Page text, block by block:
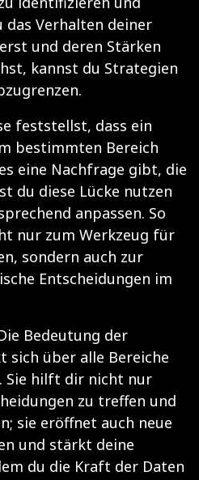
das Verhalten deiner
und deren Stärken
kannst du Strategien
feststellst, dass ein
bestimmten Bereich
eine Nachfrage gibt, die
du diese Lücke nutzen
anpassen. So
nur zum Werkzeug für
sondern auch zur
Entscheidungen im
Bedeutung der
sich über alle Bereiche
Sie hilft dir nicht nur
zu treffen und
sie eröffnet auch neue
und stärkt deine
du die Kraft der Daten